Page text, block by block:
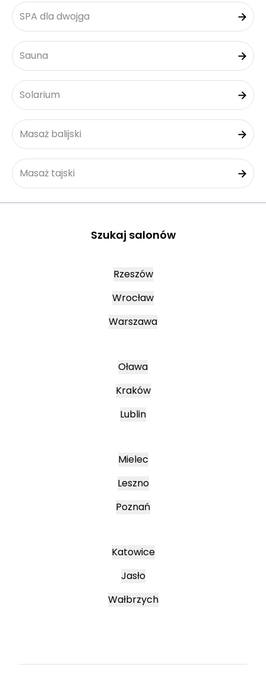
SPA dla dwojga
Sauna
Solarium
Masaż balijski
Masaż tajski
Szukaj salonów
Rzeszów
Wrocław
Warszawa
Oława
Kraków
Lublin
Mielec
Leszno
Poznań
Katowice
Jasło
Wałbrzych